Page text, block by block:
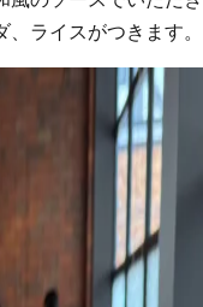
ライスがつきます。